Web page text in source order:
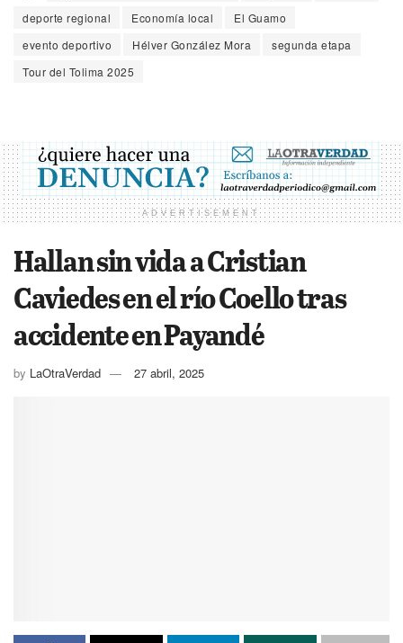
deporte regional
Economía local
El Guamo
evento deportivo
Hélver González Mora
segunda etapa
Tour del Tolima 2025
ADVERTISEMENT
Hallan sin vida a Cristian
Caviedes en el río Coello tras
accidente en Payandé
by LaOtraVerdad 27 abril, 2025